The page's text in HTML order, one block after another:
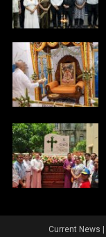
Current News |